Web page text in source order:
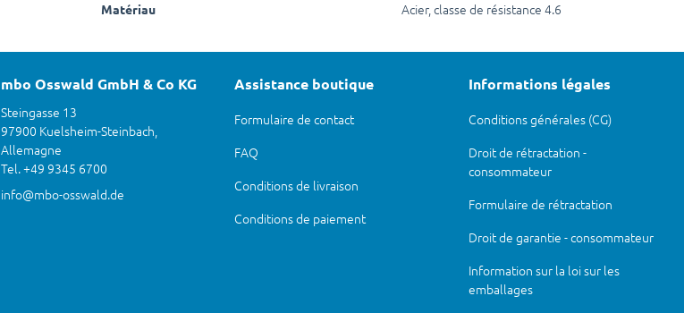
Matériau Acier, classe de résistance 4.6
mbo Osswald GmbH & Co KG
Steingasse 13
97900 Kuelsheim-Steinbach,
Allemagne
Tel. +49 9345 6700
info@mbo-osswald.de
Assistance boutique
Formulaire de contact
FAQ
Conditions de livraison
Conditions de paiement
Informations légales
Conditions générales (CG)
Droit de rétractation -
consommateur
Formulaire de rétractation
Droit de garantie - consommateur
Information sur la loi sur les
emballages